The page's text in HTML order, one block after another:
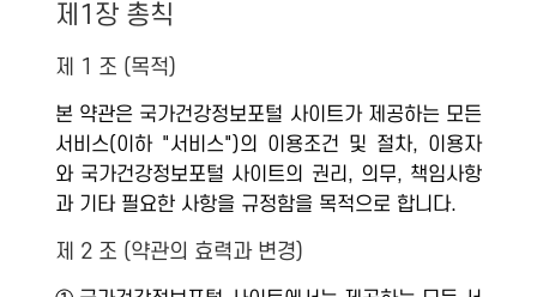
제1장 총칙
제 1 조 (목적)
본 약관은 국가건강정보포털 사이트가 제공하는 모든
서비스(이하 "서비스")의 이용조건 및 절차, 이용자
와 국가건강정보포털 사이트의 권리, 의무, 책임사항
과 기타 필요한 사항을 규정함을 목적으로 합니다.
제 2 조 (약관의 효력과 변경)